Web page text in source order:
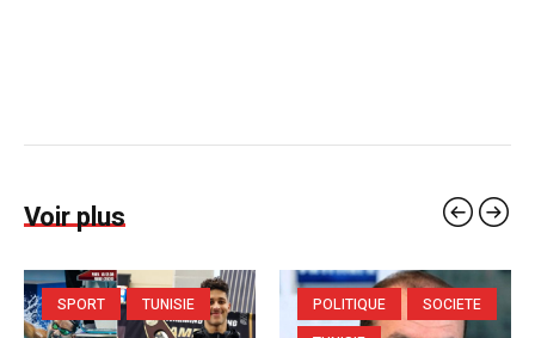
Voir plus
SPORT TUNISIE POLITIQUE
SOCIETE